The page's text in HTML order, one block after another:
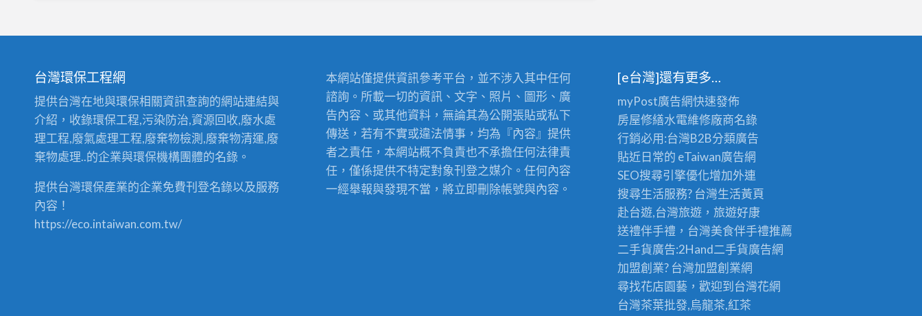
台灣環保工程網
提供台灣在地與環保相關資訊查詢的網站連結與
介紹，收錄環保工程,污染防治,資源回收,廢水處
理工程,廢氣處理工程,廢棄物檢測,廢棄物清運,廢
棄物處理..的企業與環保機構團體的名錄。
提供台灣環保產業的企業免費刊登名錄以及服務
內容！
https://eco.intaiwan.com.tw/
本網站僅提供資訊參考平台，並不涉入其中任何
諮詢。所載一切的資訊、文字、照片、圖形、廣
告內容、或其他資料，無論其為公開張貼或私下
傳送，若有不實或違法情事，均為『內容』提供
者之責任，本網站概不負責也不承擔任何法律責
任，僅係提供不特定對象刊登之媒介。任何內容
一經舉報與發現不當，將立即刪除帳號與內容。
[e台灣]還有更多…
myPost廣告網快速發佈
房屋修繕水電維修廠商名錄
行銷必用:台灣B2B分類廣告
貼近日常的 eTaiwan廣告網
SEO搜尋引擎優化增加外連
搜尋生活服務? 台灣生活黃頁
赴台遊,台灣旅遊 ，旅遊好康
送禮伴手禮，台灣美食伴手禮推薦
二手貨廣告:2Hand二手貨廣告網
加盟創業? 台灣加盟創業網
尋找花店園藝，歡迎到 台灣花網
台灣茶葉批發,烏龍茶,紅茶